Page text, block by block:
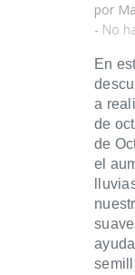
por
- No
En
a
de
de
el